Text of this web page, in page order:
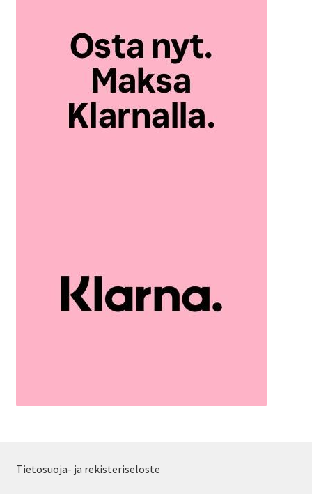
Tietosuoja- ja rekisteriseloste